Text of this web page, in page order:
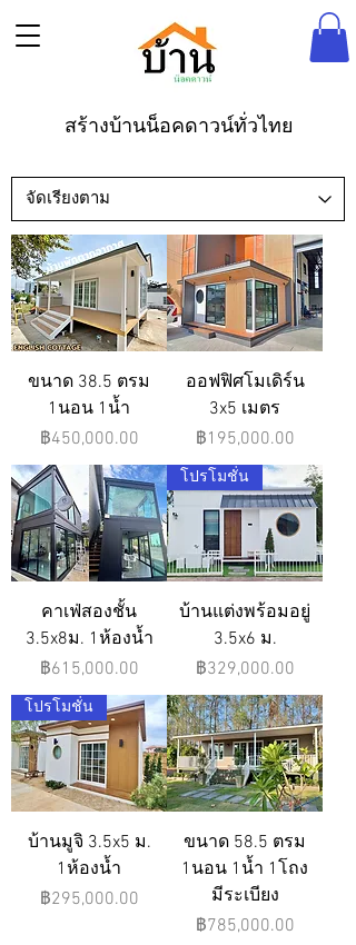
สร้างบ้านน็อคดาวน์ทั่วไทย
ขนาด 38.5 ตรม
1นอน 1น้ำ
ราคา
฿450,000.00
ออฟฟิศโมเดิร์น
3x5 เมตร
ราคา
฿195,000.00
คาเฟ่สองชั้น
3.5x8ม. 1ห้องน้ำ
ราคา
฿615,000.00
โปรโมชั่น
บ้านแต่งพร้อมอยู่
3.5x6 ม.
ราคา
฿329,000.00
โปรโมชั่น
บ้านมูจิ 3.5x5 ม.
1ห้องน้ำ
ราคา
฿295,000.00
ขนาด 58.5 ตรม
1นอน 1น้ำ 1โถง
มีระเบียง
ราคา
฿785,000.00